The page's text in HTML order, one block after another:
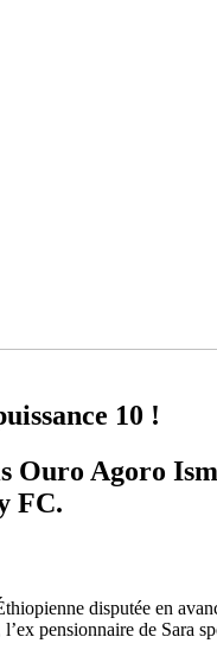
10 !
Agoro
FC.
disputée en
pensionnaire de Sara